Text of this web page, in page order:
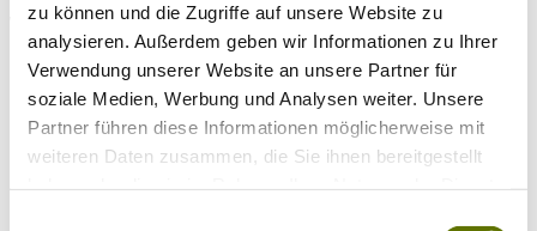
zu können und die Zugriffe auf unsere Website zu
analysieren. Außerdem geben wir Informationen zu Ihrer
Verwendung unserer Website an unsere Partner für
soziale Medien, Werbung und Analysen weiter. Unsere
Partner führen diese Informationen möglicherweise mit
weiteren Daten zusammen, die Sie ihnen bereitgestellt
wertvolle Erfahrungen mit
Patientinnen und Patienten aus
andere Kulturen gesammelt habe. Sie
sind mir heute wichtig in der